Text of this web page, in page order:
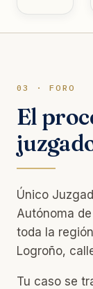
03 · FORO
El
Único
Autónoma
toda la
Logroño,
Tu caso se